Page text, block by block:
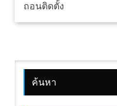
ถอนติดตั้ง
ค้นหา